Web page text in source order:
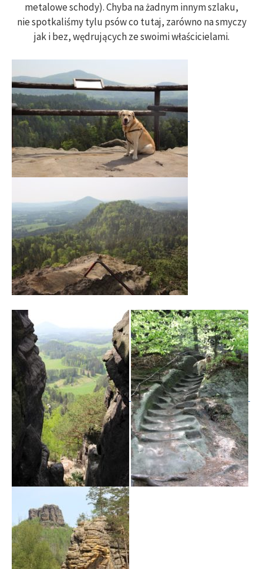
metalowe schody). Chyba na żadnym innym szlaku,
nie spotkaliśmy tylu psów co tutaj, zarówno na smyczy
jak i bez, wędrujących ze swoimi właścicielami.